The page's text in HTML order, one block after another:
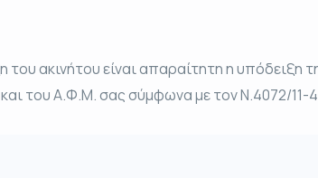
του ακινήτου είναι απαραίτητη η υπόδειξη
του Α.Φ.Μ. σας σύμφωνα με τον Ν.4072/11-